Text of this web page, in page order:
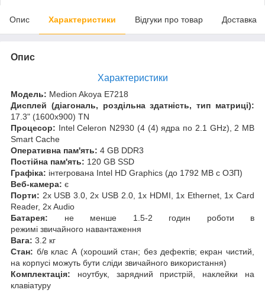
Опис Характеристики Відгуки про товар Доставка
Опис
Характеристики
Модель: Medion Akoya E7218
Дисплей (діагональ, роздільна здатність, тип матриці):
17.3" (1600x900) TN
Процесор: Intel Celeron N2930 (4 (4) ядра по 2.1 GHz), 2 MB
Smart Cache
Оперативна пам'ять: 4 GB DDR3
Постійна пам'ять: 120 GB SSD
Графіка: інтегрована Intel HD Graphics (до 1792 MB с ОЗП)
Веб-камера: є
Порти: 2x USB 3.0, 2x USB 2.0, 1x HDMI, 1x Ethernet, 1x Card
Reader, 2x Audio
Батарея: не менше 1.5-2 годин роботи в
режимі звичайного навантаження
Вага: 3.2 кг
Стан: б/в клас А (хороший стан; без дефектів; екран чистий,
на корпусі можуть бути сліди звичайного використання)
Комплектація: ноутбук, зарядний пристрій, наклейки на
клавіатуру